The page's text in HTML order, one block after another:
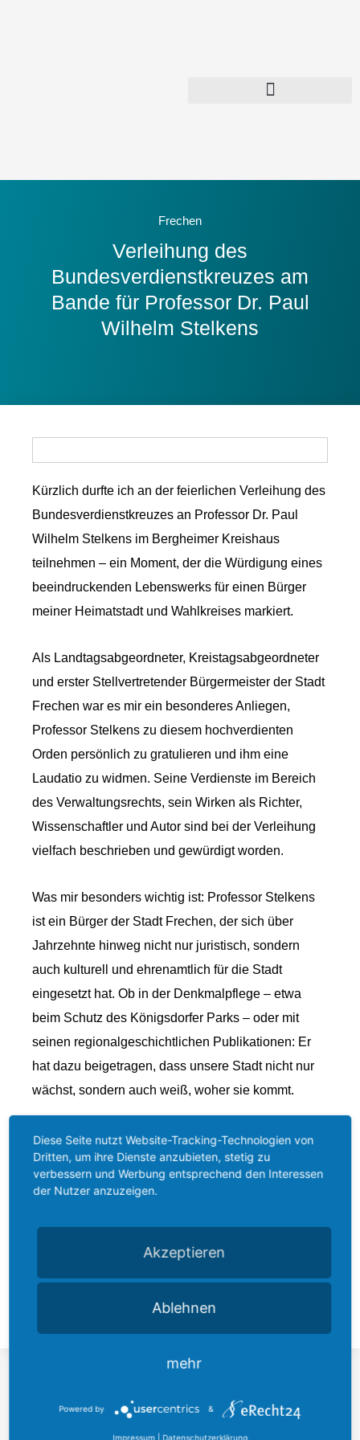
Frechen
Verleihung des
Bundesverdienstkreuzes am
Bande für Professor Dr. Paul
Wilhelm Stelkens
Kürzlich durfte ich an der feierlichen Verleihung des
Bundesverdienstkreuzes an Professor Dr. Paul
Wilhelm Stelkens im Bergheimer Kreishaus
teilnehmen – ein Moment, der die Würdigung eines
beeindruckenden Lebenswerks für einen Bürger
meiner Heimatstadt und Wahlkreises markiert.
Als Landtagsabgeordneter, Kreistagsabgeordneter
und erster Stellvertretender Bürgermeister der Stadt
Frechen war es mir ein besonderes Anliegen,
Professor Stelkens zu diesem hochverdienten
Orden persönlich zu gratulieren und ihm eine
Laudatio zu widmen. Seine Verdienste im Bereich
des Verwaltungsrechts, sein Wirken als Richter,
Wissenschaftler und Autor sind bei der Verleihung
vielfach beschrieben und gewürdigt worden.
Was mir besonders wichtig ist: Professor Stelkens
ist ein Bürger der Stadt Frechen, der sich über
Jahrzehnte hinweg nicht nur juristisch, sondern
auch kulturell und ehrenamtlich für die Stadt
eingesetzt hat. Ob in der Denkmalpflege – etwa
beim Schutz des Königsdorfer Parks – oder mit
seinen regionalgeschichtlichen Publikationen: Er
hat dazu beigetragen, dass unsere Stadt nicht nur
wächst, sondern auch weiß, woher sie kommt.
Sein Engagement zeigt: Heimatbewusstsein und
gesellschaftliche Verantwortung gehören
zusammen. Ich bin dankbar, dass wir in unserer
haben und freue mich sehr über diese verdiente
Auszeichnung im Namen unserer Stadt und der
gesamten Region.
Diese Seite nutzt Website-Tracking-Technologien von
Dritten, um ihre Dienste anzubieten, stetig zu
verbessern und Werbung entsprechend den Interessen
der Nutzer anzuzeigen.
Akzeptieren
Ablehnen
mehr
Powered by &
Impressum Datenschutzerklärung